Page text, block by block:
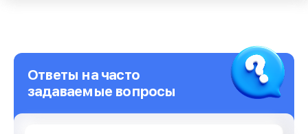
Ответы на часто
задаваемые вопросы